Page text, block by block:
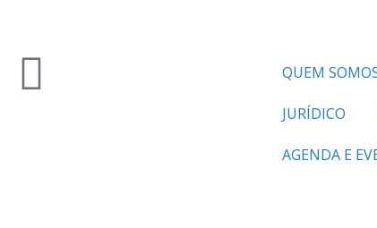
QUEM
JURÍDICO
AGENDA E